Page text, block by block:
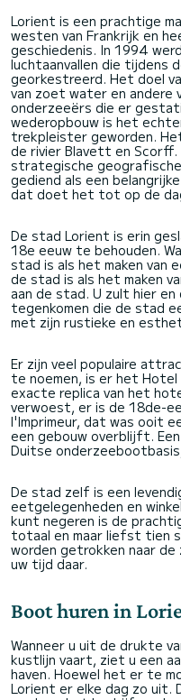
Lorient is een prachtige
westen van Frankrijk en
geschiedenis. In 1994
luchtaanvallen die tijdens
georkestreerd. Het doel
van zoet water en andere
onderzeeërs die er
wederopbouw is het
trekpleister geworden.
de rivier Blavett en
strategische
gediend als een
dat doet het tot op de
De stad Lorient is erin
18e eeuw te behouden.
stad is als het maken van
de stad is als het maken
aan de stad. U zult hier
tegenkomen die de stad
met zijn rustieke en
Er zijn veel populaire
te noemen, is er het
exacte replica van het
verwoest, er is de 18de-
l'Imprimeur, dat was ooit
een gebouw overblijft.
Duitse
De stad zelf is een
eetgelegenheden en
kunt negeren is de
totaal en maar liefst tien
worden getrokken naar
uw tijd daar.
Boot huren in
Wanneer u uit de drukte
kustlijn vaart, ziet u een
haven. Hoewel het er te
Lorient er elke dag zo uit.